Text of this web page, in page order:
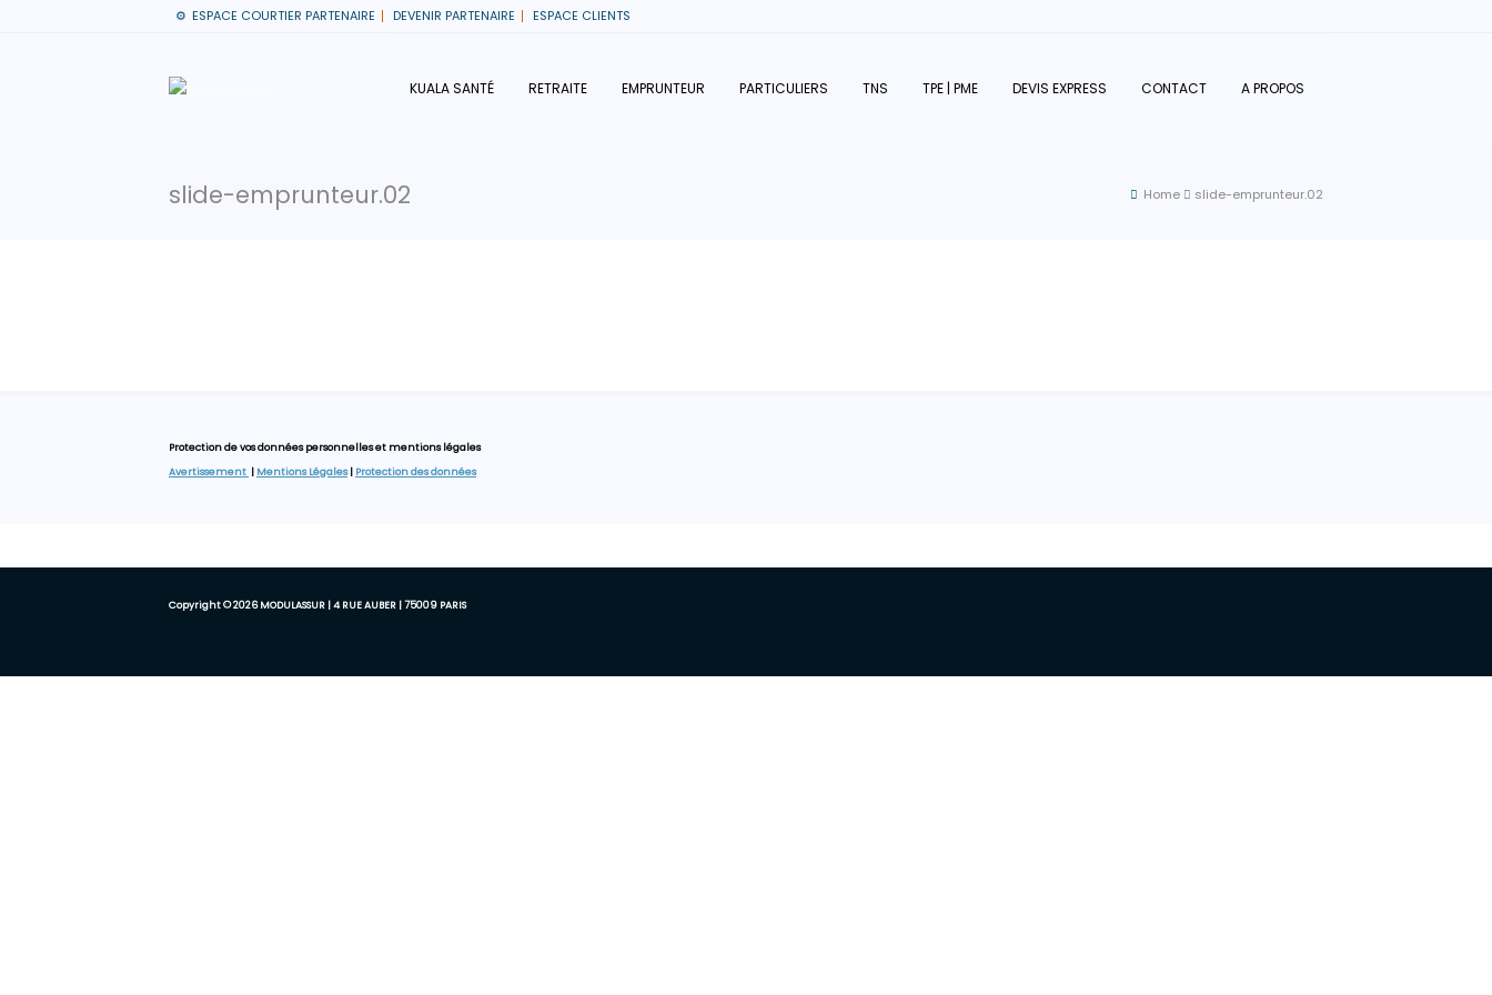
ESPACE COURTIER PARTENAIRE DEVENIR PARTENAIRE ESPACE CLIENTS
KUALA SANTÉ RETRAITE EMPRUNTEUR PARTICULIERS TNS TPE | PME DEVIS EXPRESS CONTACT A PROPOS
slide-emprunteur.02 Home slide-emprunteur.02
Protection de vos données personnelles et mentions légales
Avertissement | Mentions Légales| Protection des données
Copyright © 2026 MODULASSUR | 4 RUE AUBER | 75009 PARIS